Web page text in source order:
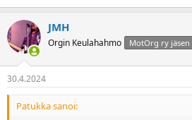
JMH
Orgin Keulahahmo MotOrg ry jäsen
30.4.2024
Patukka sanoi: